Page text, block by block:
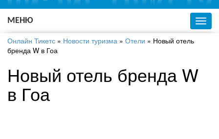
Украинский
МЕНЮ
Онлайн Тикетс » Новости туризма » Отели » Новый отель
бренда W в Гоа
Новый отель бренда W
в Гоа